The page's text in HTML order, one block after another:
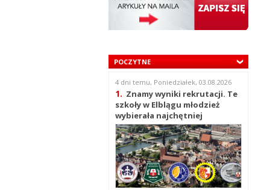
POCZYTNE
4 dni temu, Poniedziałek, 03.08.2026
1. Znamy wyniki rekrutacji. Te
szkoły w Elblągu młodzież
wybierała najchętniej